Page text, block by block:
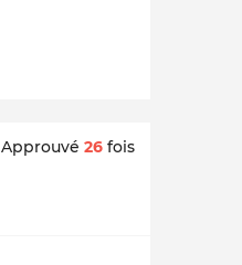
Approuvé 26 fois